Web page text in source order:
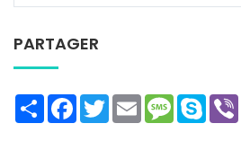
PARTAGER
ShareFacebookTwitterEmailMessage
Skype